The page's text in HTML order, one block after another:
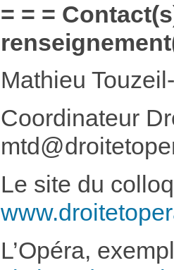
= = =
Mathieu
Coordinateur
Le site du
L’Opéra,